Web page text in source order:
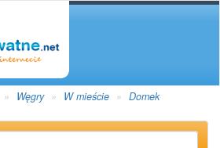
Węgry W mieście
Domek